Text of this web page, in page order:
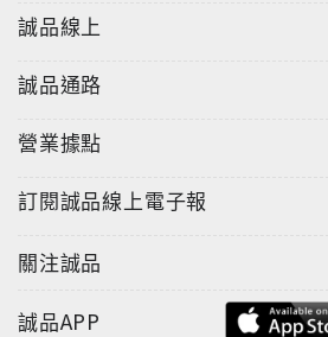
誠品線上
誠品通路
營業據點
訂閱誠品線上電子報
關注誠品
誠品APP